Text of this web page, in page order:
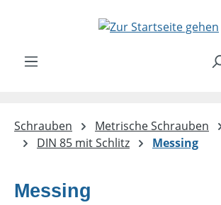
Zum Hauptinhalt springen
Schrauben Metrische Schrauben
DIN 85 mit Schlitz
Messing
Messing